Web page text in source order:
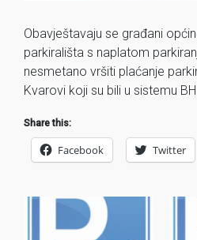
Obavještavaju se građani
parkirališta s naplatom
nesmetano vršiti plaćanje
Kvarovi koji su bili u sistemu
Share this:
Facebook Twitter